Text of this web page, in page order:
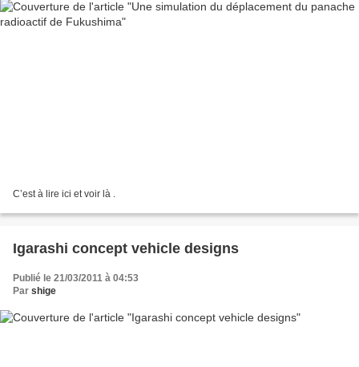
C’est à lire ici et voir là .
Igarashi concept vehicle designs
Publié le 21/03/2011 à 04:53
Par shige